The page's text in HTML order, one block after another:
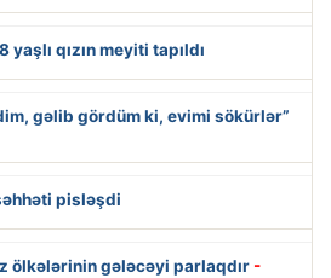
yaşlı qızın meyiti tapıldı
gəlib gördüm ki, evimi sökürlər”
pisləşdi
ölkələrinin gələcəyi parlaqdır -